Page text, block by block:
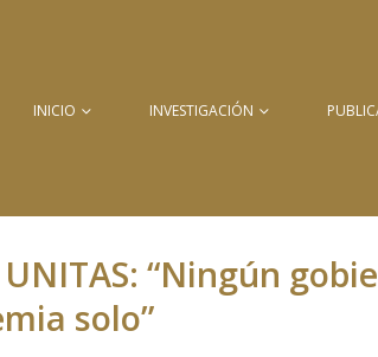
INICIO INVESTIGACIÓN
“Ningún
solo”